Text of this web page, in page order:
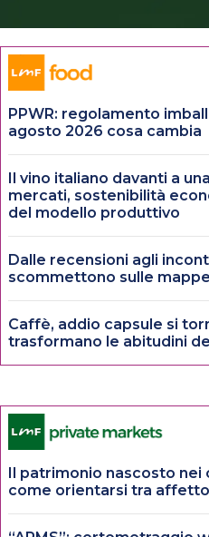
PPWR: regolamento
agosto 2026 cosa cambia
Il vino italiano davanti a
mercati, sostenibilità
del modello produttivo
Dalle recensioni agli
scommettono sulle
Caffè, addio capsule si
trasformano le abitudini
Il patrimonio nascosto nei
come orientarsi tra